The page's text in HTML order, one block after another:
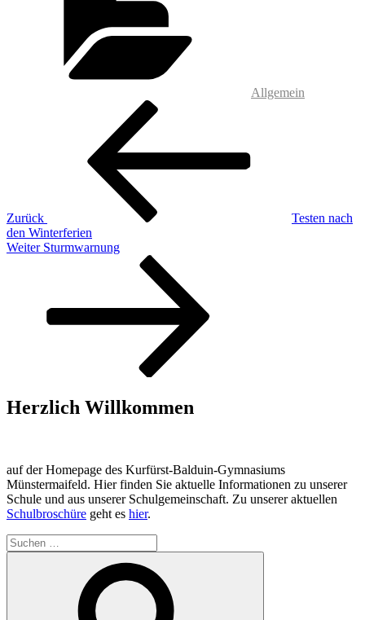
Allgemein
Beitragsnavigation
Zurück
Testen nach
den Winterferien
Nächster
Weiter Sturmwarnung
Herzlich Willkommen
auf der Homepage des Kurfürst-Balduin-Gymnasiums
Münstermaifeld. Hier finden Sie aktuelle Informationen zu unserer
Schule und aus unserer Schulgemeinschaft. Zu unserer aktuellen
Schulbroschüre geht es hier.
Suchen
nach: